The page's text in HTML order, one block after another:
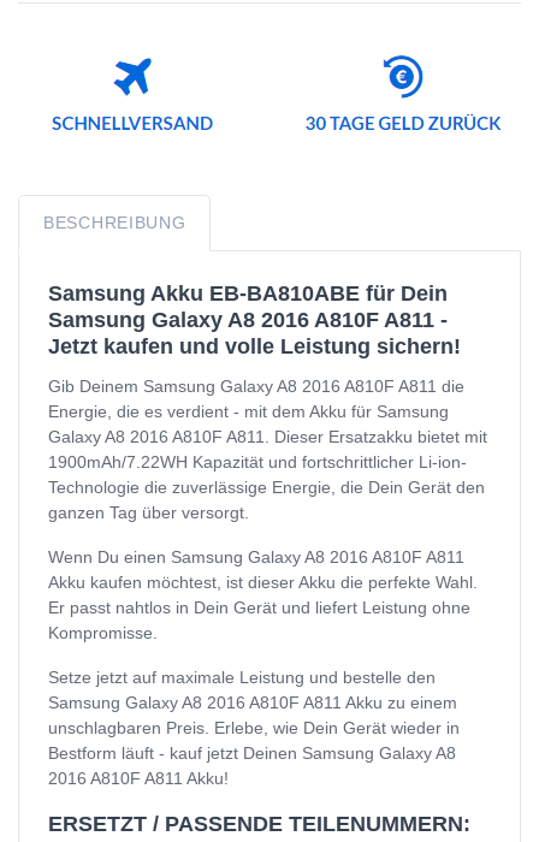
BESCHREIBUNG
Samsung Akku EB-BA810ABE für Dein
Samsung Galaxy A8 2016 A810F A811 -
Jetzt kaufen und volle Leistung sichern!
Gib Deinem Samsung Galaxy A8 2016 A810F A811 die
Energie, die es verdient - mit dem Akku für Samsung
Galaxy A8 2016 A810F A811. Dieser Ersatzakku bietet mit
1900mAh/7.22WH Kapazität und fortschrittlicher Li-ion-
Technologie die zuverlässige Energie, die Dein Gerät den
ganzen Tag über versorgt.
Wenn Du einen Samsung Galaxy A8 2016 A810F A811
Akku kaufen möchtest, ist dieser Akku die perfekte Wahl.
Er passt nahtlos in Dein Gerät und liefert Leistung ohne
Kompromisse.
Setze jetzt auf maximale Leistung und bestelle den
Samsung Galaxy A8 2016 A810F A811 Akku zu einem
unschlagbaren Preis. Erlebe, wie Dein Gerät wieder in
Bestform läuft - kauf jetzt Deinen Samsung Galaxy A8
2016 A810F A811 Akku!
ERSETZT / PASSENDE TEILENUMMERN: